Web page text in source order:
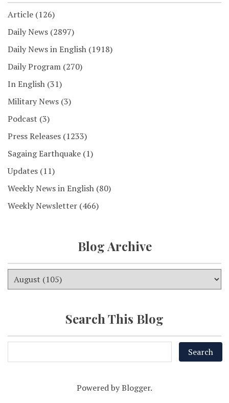
Article (126)
Daily News (2897)
Daily News in English (1918)
Daily Program (270)
In English (31)
Military News (3)
Podcast (3)
Press Releases (1233)
Sagaing Earthquake (1)
Updates (11)
Weekly News in English (80)
Weekly Newsletter (466)
Blog Archive
Search This Blog
Powered byBlogger.